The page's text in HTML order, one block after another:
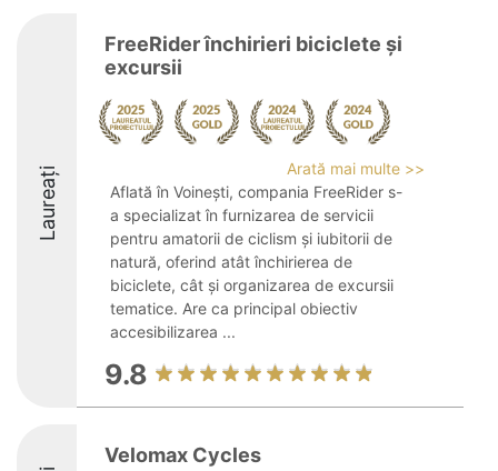
Laureați
FreeRider închirieri biciclete și
excursii
Arată mai multe >>
Aflată în Voinești, compania FreeRider s-
a specializat în furnizarea de servicii
pentru amatorii de ciclism și iubitorii de
natură, oferind atât închirierea de
biciclete, cât și organizarea de excursii
tematice. Are ca principal obiectiv
accesibilizarea ...
9.8
Velomax Cycles